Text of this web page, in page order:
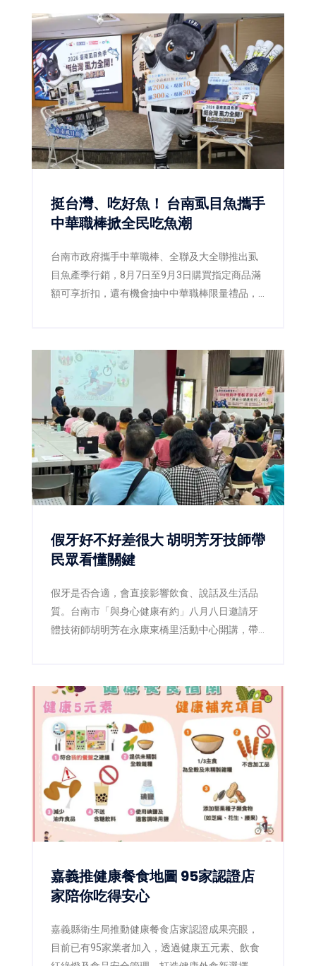
挺台灣、吃好魚！ 台南虱目魚攜手
中華職棒掀全民吃魚潮
台南市政府攜手中華職棒、全聯及大全聯推出虱
目魚產季行銷，8月7日至9月3日購買指定商品滿
額可享折扣，還有機會抽中中華職棒限量禮品，
假牙好不好差很大 胡明芳牙技師帶
民眾看懂關鍵
假牙是否合適，會直接影響飲食、說話及生活品
質。台南市「與身心健康有約」八月八日邀請牙
體技術師胡明芳在永康東橋里活動中心開講，帶
嘉義推健康餐食地圖 95家認證店
家陪你吃得安心
嘉義縣衛生局推動健康餐食店家認證成果亮眼，
目前已有95家業者加入，透過健康五元素、飲食